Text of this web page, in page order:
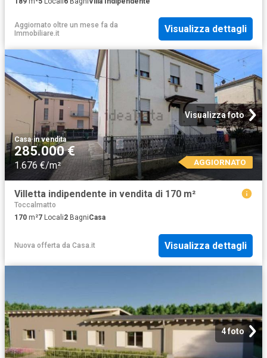
Aggiornato oltre un mese fa da
Immobiliare.it
Visualizza dettagli
Visualizza foto
Casa·in vendita
285.000 €
1.676 €/m² AGGIORNATO
Villetta indipendente in vendita di 170 m²
Toccalmatto
170 m²7 Locali2 BagniCasa
Nuova offerta da Casa.it Visualizza dettagli
4 foto